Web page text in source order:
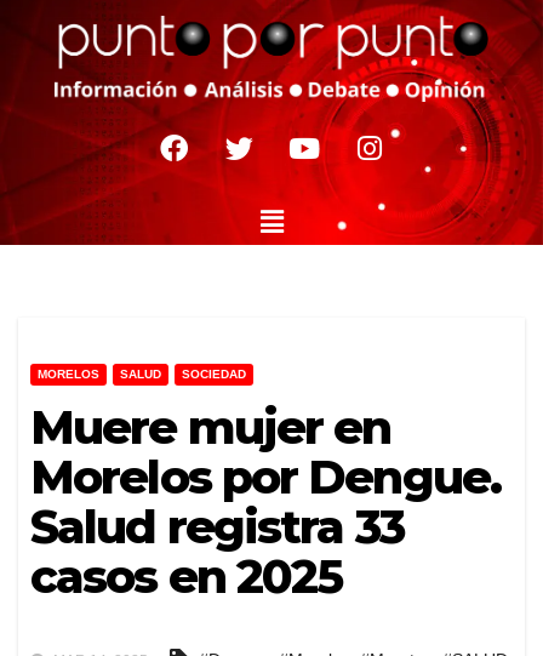
MORELOS SALUD SOCIEDAD
Muere mujer en
Morelos por Dengue.
Salud registra 33
casos en 2025